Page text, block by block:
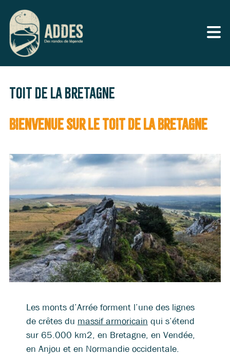
toit de la bretagne
Bienvenue sur le toit de la Bretagne
Les monts d’Arrée forment l’une des lignes
de crêtes du massif armoricain qui s’étend
sur 65.000 km2, en Bretagne, en Vendée,
en Anjou et en Normandie occidentale.